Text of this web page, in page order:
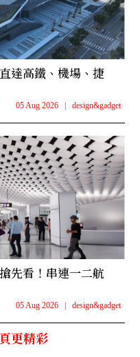
達高鐵、機場、捷
05 Aug 2026 design&gadget
先看！串連一二航
05 Aug 2026 design&gadget
更精彩